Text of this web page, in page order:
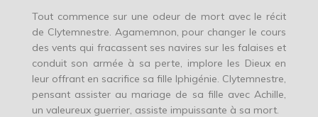
Tout commence sur une odeur de mort avec le récit
de Clytemnestre. Agamemnon, pour changer le cours
des vents qui fracassent ses navires sur les falaises et
conduit son armée à sa perte, implore les Dieux en
leur offrant en sacrifice sa fille Iphigénie. Clytemnestre,
pensant assister au mariage de sa fille avec Achille,
un valeureux guerrier, assiste impuissante à sa mort.